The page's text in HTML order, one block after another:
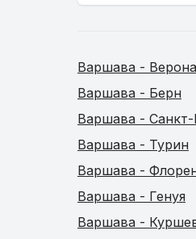
Варшава - Верона
Варшава - Берн
Варшава - Санкт-
Варшава - Турин
Варшава -
Варшава - Генуя
Варшава -